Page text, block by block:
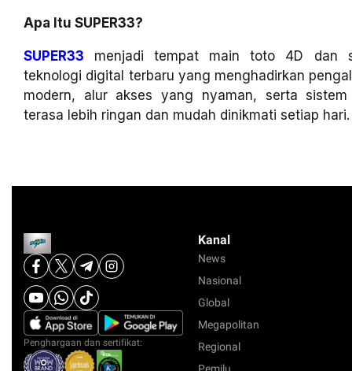
Apa Itu SUPER33?
SUPER33 menjadi tempat main toto 4D dan
teknologi digital terbaru yang menghadirkan
modern, alur akses yang nyaman, serta
terasa lebih ringan dan mudah dinikmati setiap hari.
Penghargaan dan sertifikat:
Kanal
News
Nasional
Global
Megapolitan
Regional
Pemilu